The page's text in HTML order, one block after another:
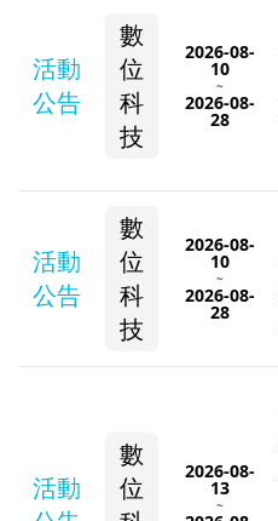
活動
公告
數
位
科
技
2026-08-
10
~
2026-08-
28
活動
公告
數
位
科
技
2026-08-
10
~
2026-08-
28
活動
數
位
2026-08-
13
~